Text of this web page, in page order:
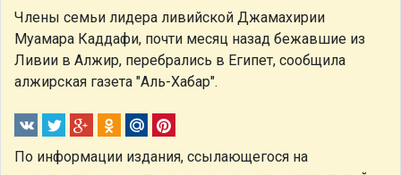
Члены семьи лидера ливийской Джамахирии
Муамара Каддафи, почти месяц назад бежавшие из
Ливии в Алжир, перебрались в Египет, сообщила
алжирская газета "Аль-Хабар".
По информации издания, ссылающегося на